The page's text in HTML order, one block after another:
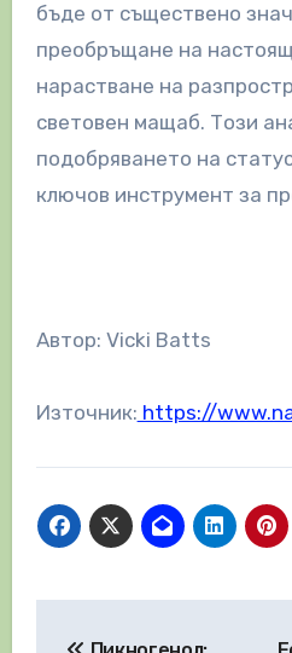
бъде от съществено
преобръщане на
нарастване на
световен мащаб. Този
подобряването на
ключов инструмент за
Автор: Vicki Batts
Източник: https://